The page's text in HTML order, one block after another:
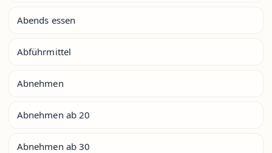
Abends essen
Abführmittel
Abnehmen
Abnehmen ab 20
Abnehmen ab 30